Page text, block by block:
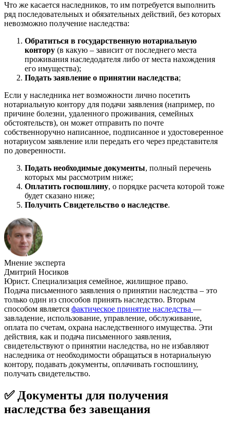
Что же касается наследников, то им потребуется выполнить
ряд последовательных и обязательных действий, без которых
невозможно получение наследства:
Обратиться в государственную нотариальную
контору (в какую – зависит от последнего места
проживания наследодателя либо от места нахождения
его имущества);
Подать заявление о принятии наследства;
Если у наследника нет возможности лично посетить
нотариальную контору для подачи заявления (например, по
причине болезни, удаленного проживания, семейных
обстоятельств), он может отправить по почте
собственноручно написанное, подписанное и удостоверенное
нотариусом заявление или передать его через представителя
по доверенности.
Подать необходимые документы, полный перечень
которых мы рассмотрим ниже;
Оплатить госпошлину, о порядке расчета которой тоже
будет сказано ниже;
Получить Свидетельство о наследстве.
Мнение эксперта
Дмитрий Носиков
Юрист. Специализация семейное, жилищное право.
Подача письменного заявления о принятии наследства – это
только один из способов принять наследство. Вторым
способом является фактическое принятие наследства —
завладение, использование, управление, обслуживание,
оплата по счетам, охрана наследственного имущества. Эти
действия, как и подача письменного заявления,
свидетельствуют о принятии наследства, но не избавляют
наследника от необходимости обращаться в нотариальную
контору, подавать документы, оплачивать госпошлину,
получать свидетельство.
✅ Документы для получения
наследства без завещания